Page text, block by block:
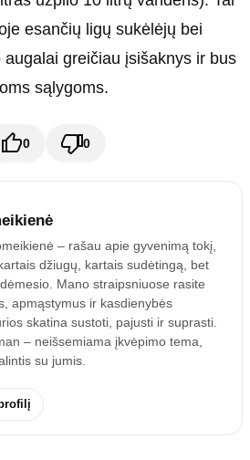
esančių ligų sukėlėjų bei
greičiau įsišaknys ir bus
sąlygoms.
0 0
– rašau apie gyvenimą tokį,
džiugų, kartais sudėtingą, bet
Mano straipsniuose rasite
apmąstymus ir kasdienybės
skatina sustoti, pajusti ir suprasti.
– neišsemiama įkvėpimo tema,
su jumis.